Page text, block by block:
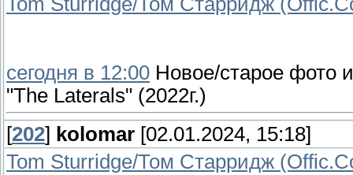
сегодня в 12:00 Новое/старое фото
"The Laterals" (2022г.)
[202] kolomar [02.01.2024, 15:18]
Tom Sturridge/Том Старридж